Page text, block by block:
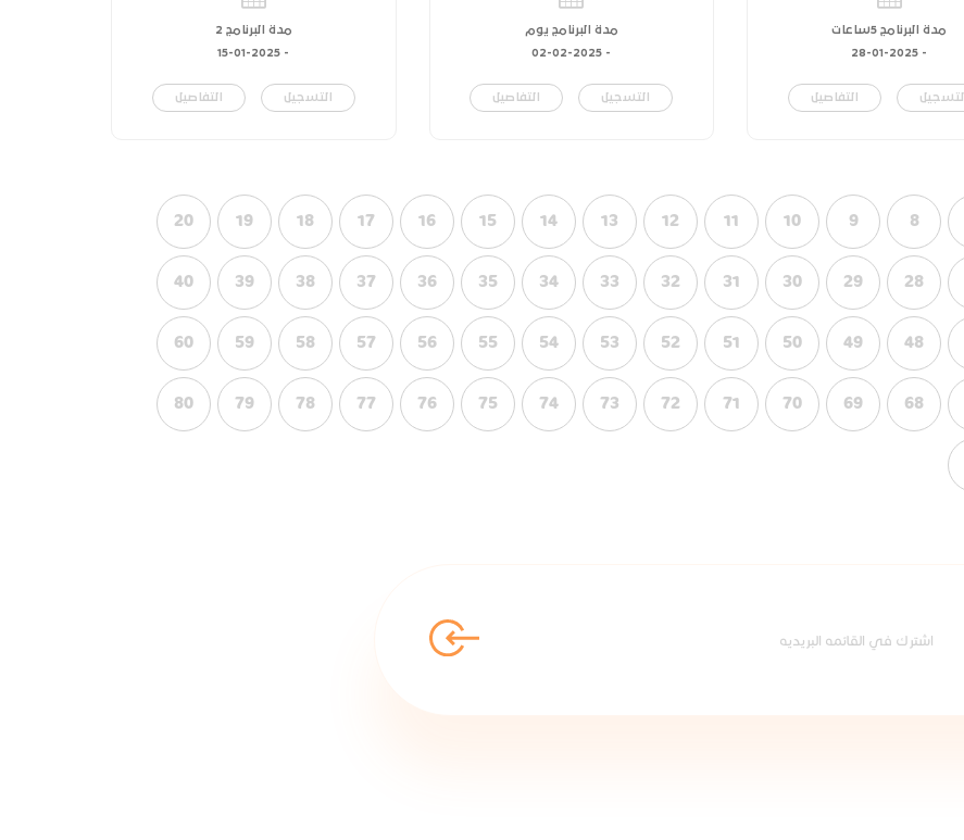
مدة البرنامج 5ساعات
-
28-01-2025
التسجيل التفاصيل
مدة البرنامج يوم
-
02-02-2025
التسجيل التفاصيل
مدة البرنامج 2
-
15-01-2025
التسجيل التفاصيل
8
9
10
11
12
13
14
15
16
17
18
19
20
28
29
30
31
32
33
34
35
36
37
38
39
40
48
49
50
51
52
53
54
55
56
57
58
59
60
68
69
70
71
72
73
74
75
76
77
78
79
80